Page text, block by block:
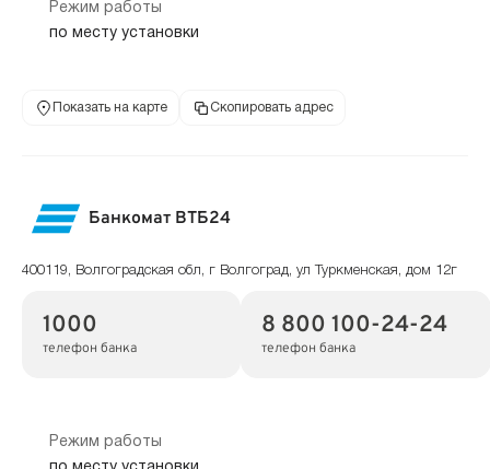
Режим работы
по месту установки
Показать на карте Скопировать адрес
Банкомат ВТБ24
400119, Волгоградская обл, г Волгоград, ул Туркменская, дом 12г
1000
телефон банка
8 800 100-24-24
телефон банка
Режим работы